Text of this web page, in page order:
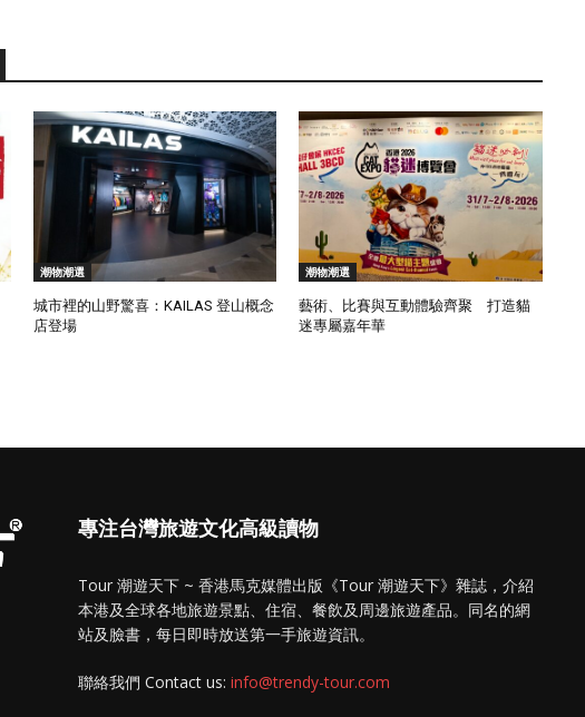
潮物潮選
城市裡的山野驚喜：KAILAS 登山概念
店登場
潮物潮選
藝術、比賽與互動體驗齊聚 打造貓
迷專屬嘉年華
專注台灣旅遊文化高級讀物
Tour 潮遊天下 ~ 香港馬克媒體出版《Tour 潮遊天下》雜誌，介紹
本港及全球各地旅遊景點、住宿、餐飲及周邊旅遊產品。同名的網
站及臉書，每日即時放送第一手旅遊資訊。
聯絡我們 Contact us: info@trendy-tour.com